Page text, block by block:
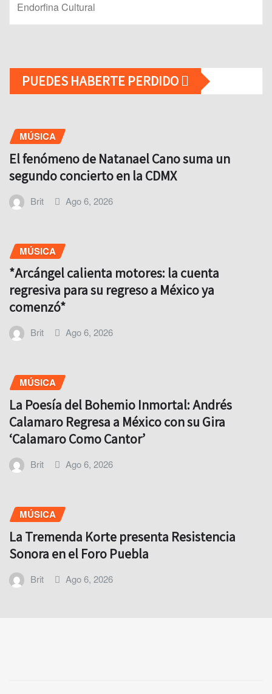
Endorfina Cultural
PUEDES HABERTE PERDIDO
MÚSICA
El fenómeno de Natanael Cano suma un
segundo concierto en la CDMX
Brit Ago 6, 2026
MÚSICA
*Arcángel calienta motores: la cuenta
regresiva para su regreso a México ya
comenzó*
Brit Ago 6, 2026
MÚSICA
La Poesía del Bohemio Inmortal: Andrés
Calamaro Regresa a México con su Gira
‘Calamaro Como Cantor’
Brit Ago 6, 2026
MÚSICA
La Tremenda Korte presenta Resistencia
Sonora en el Foro Puebla
Brit Ago 6, 2026